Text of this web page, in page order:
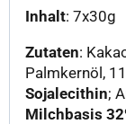
Inhalt: 7x30g
Zutaten:
Palmkernöl,
Sojalecithin;
Milchbasis